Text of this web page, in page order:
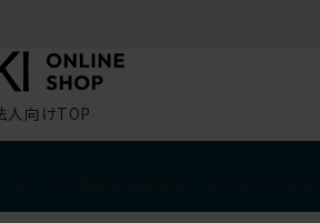
人向けTOP